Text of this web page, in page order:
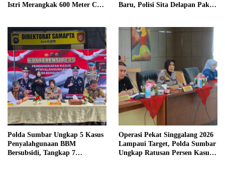
Istri Merangkak 600 Meter Cari
Baru, Polisi Sita Delapan Paket
Polda Sumbar Ungkap 5 Kasus
Penyalahgunaan BBM
Bersubsidi, Tangkap 7
Operasi Pekat Singgalang 2026
Lampaui Target, Polda Sumbar
Ungkap Ratusan Persen Kasus